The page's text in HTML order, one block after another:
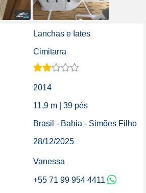
Lanchas e Iates
Cimitarra
2014
11,9 m | 39 pés
Brasil - Bahia - Simões Filho
28/12/2025
Vanessa
+55 71 99 954 4411